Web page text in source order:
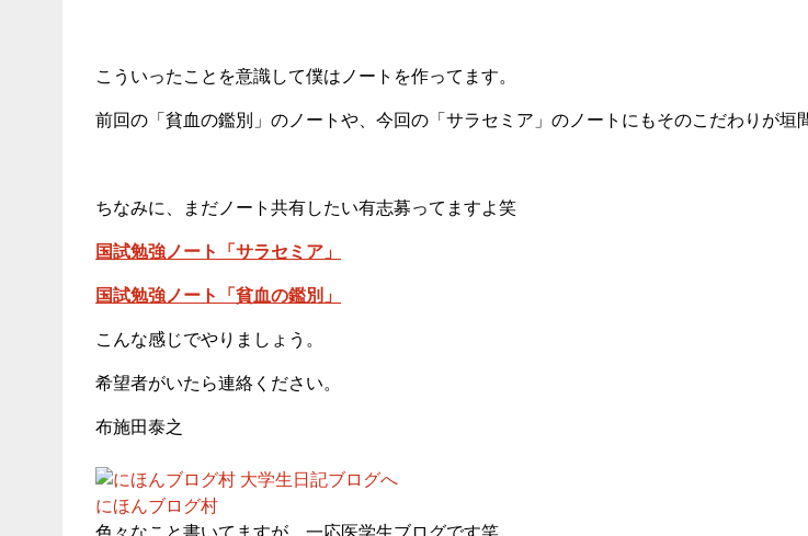
こういったことを意識して僕はノートを作ってます。
前回の「貧血の鑑別」のノートや、今回の「サラセミア」のノートにもそのこだわりが垣
ちなみに、まだノート共有したい有志募ってますよ笑
国試勉強ノート「サラセミア」
国試勉強ノート「貧血の鑑別」
こんな感じでやりましょう。
希望者がいたら連絡ください。
布施田泰之
にほんブログ村